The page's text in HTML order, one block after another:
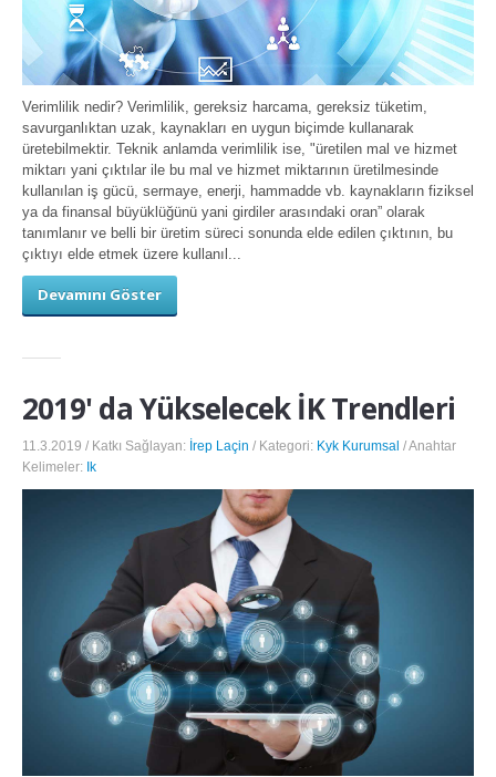
Verimlilik nedir? Verimlilik, gereksiz harcama, gereksiz tüketim,
savurganlıktan uzak, kaynakları en uygun biçimde kullanarak
üretebilmektir. Teknik anlamda verimlilik ise, "üretilen mal ve hizmet
miktarı yani çıktılar ile bu mal ve hizmet miktarının üretilmesinde
kullanılan iş gücü, sermaye, enerji, hammadde vb. kaynakların fiziksel
ya da finansal büyüklüğünü yani girdiler arasındaki oran” olarak
tanımlanır ve belli bir üretim süreci sonunda elde edilen çıktının, bu
çıktıyı elde etmek üzere kullanıl...
Devamını Göster
2019' da Yükselecek İK Trendleri
11.3.2019 / Katkı Sağlayan: İrep Laçin / Kategori: Kyk Kurumsal / Anahtar
Kelimeler: Ik